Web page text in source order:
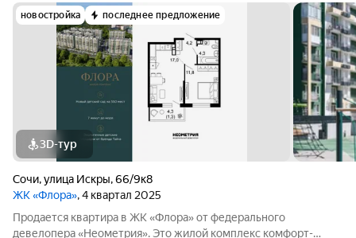
новостройка последнее предложение
3D-тур
Сочи,улица Искры,66/9к8
ЖК «Флора», 4 квартал 2025
Продается квартира в ЖК «Флора» от федерального
девелопера «Неометрия». Это жилой комплекс комфорт-